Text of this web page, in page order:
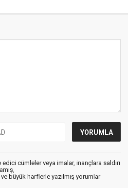
cümleler veya imalar, inançlara saldırı
büyük harflerle yazılmış yorumlar